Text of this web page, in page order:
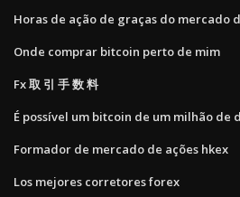
Horas de ação de graças do mercado
Onde comprar bitcoin perto de mim
Fx 取 引 手 数 料
É possível um bitcoin de um milhão de
Formador de mercado de ações hkex
Los mejores corretores forex